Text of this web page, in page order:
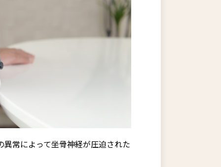
常によって坐骨神経が圧迫された